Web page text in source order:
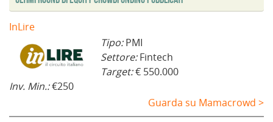
e
s
r
)
InLire
Tipo:PMI
Settore:Fintech
Target:€ 550.000
Inv. Min.:€250
Guarda su Mamacrowd >